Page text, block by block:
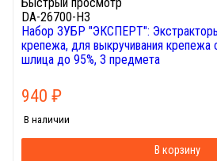
DA-26700-H3
Набор ЗУБР "ЭКСПЕРТ":
крепежа, для выкручивания крепежа
шлица до 95%, 3 предмета
940 ₽
В наличии
В корзину